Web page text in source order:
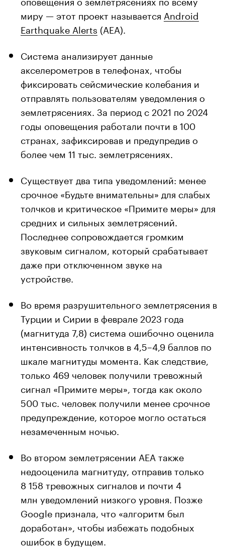
миру — этот проект называется Android
Earthquake Alerts (AEA).
Система анализирует данные
акселерометров в телефонах, чтобы
фиксировать сейсмические колебания и
отправлять пользователям уведомления о
землетрясениях. За период с 2021 по 2024
годы оповещения работали почти в 100
странах, зафиксировав и предупредив о
более чем 11 тыс. землетрясениях.
Существует два типа уведомлений: менее
срочное «Будьте внимательны» для слабых
толчков и критическое «Примите меры» для
средних и сильных землетрясений.
Последнее сопровождается громким
звуковым сигналом, который срабатывает
даже при отключенном звуке на
устройстве.
Во время разрушительного землетрясения в
Турции и Сирии в феврале 2023 года
(магнитуда 7,8) система ошибочно оценила
интенсивность толчков в 4,5–4,9 баллов по
шкале магнитуды момента. Как следствие,
только 469 человек получили тревожный
сигнал «Примите меры», тогда как около
500 тыс. человек получили менее срочное
предупреждение, которое могло остаться
незамеченным ночью.
Во втором землетрясении AEA также
недооценила магнитуду, отправив только
8 158 тревожных сигналов и почти 4
млн уведомлений низкого уровня. Позже
Google признала, что «алгоритм был
доработан», чтобы избежать подобных
ошибок в будущем.